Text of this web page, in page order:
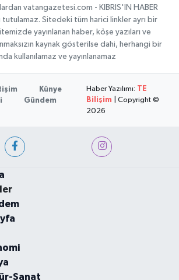
vatangazetesi.com - KIBRIS'IN HABER
tutulamaz. Sitedeki tüm harici linkler ayrı bir
yayınlanan haber, köşe yazıları ve
kaynak gösterilse dahi, herhangi bir
kullanılamaz ve yayınlanamaz
Künye
Gündem
Haber Yazılımı: TE
Bilişim | Copyright ©
2026
Sanat